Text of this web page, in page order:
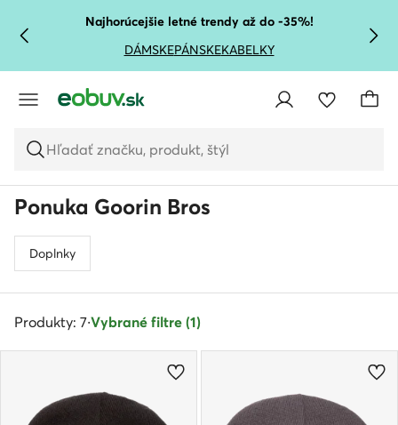
PREJSŤ NA HLAVNÝ OBSAH
PREJSŤ NA VYHĽADÁVANIE
Najhorúcejšie letné trendy až do -35%!
DÁMSKEPÁNSKEKABELKY
Hľadať značku, produkt, štýl
Ponuka Goorin Bros
Doplnky
Produkty: 7·Vybrané filtre (1)